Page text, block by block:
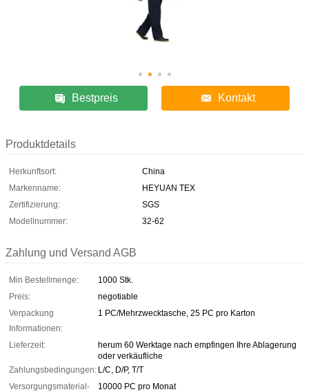
Bestpreis Kontakt
Produktdetails
Herkunftsort:
China
Markenname:
HEYUAN TEX
Zertifizierung:
SGS
Modellnummer:
32-62
Zahlung und Versand AGB
Min Bestellmenge:
1000 Stk.
Preis:
negotiable
Verpackung
Informationen:
1 PC/Mehrzwecktasche, 25 PC pro Karton
Lieferzeit:
herum 60 Werktage nach empfingen Ihre Ablagerung
oder verkäufliche
Zahlungsbedingungen: L/C, D/P, T/T
Versorgungsmaterial-
10000 PC pro Monat